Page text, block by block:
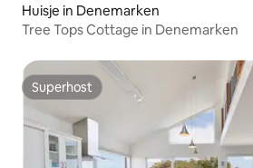
Huisje in Denemarken
Tree Tops Cottage in Denemarken
Superhost
Superhost